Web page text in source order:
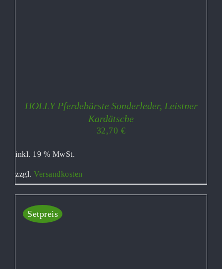
HOLLY Pferdebürste Sonderleder, Leistner
Kardätsche
32,70 €
inkl. 19 % MwSt.
zzgl. Versandkosten
Setpreis